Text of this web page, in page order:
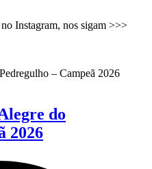
Instagram, nos sigam >>>
do
2026